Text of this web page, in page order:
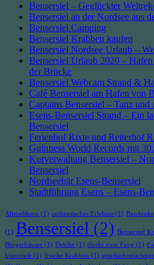
Bensersiel – Geglückter
Bensersiel an der Nordsee aus
Bensersiel Camping
Bensersiel Krabben kaufen
Bensersiel Nordsee Urlaub –
Bensersiel Urlaub 2020 –
der Brücke
Bensersiel Webcam Strand &
Café Bensersiel am Hafen von
Captains Bensersiel – Tanz
Esens-Bensersiel Strand – Ein
Bensersiel
Ferienhof Rixte und Reiterhof
Guinness World Records mit
Kurverwaltung Bensersiel –
Bensersiel
Nordseebär Esens-Bensersiel
Stadtführung Esens – Esens-
Altstadtkern (1) authentisches Erlebnis (1)
(1) Bensersiel (2) Bensersiel
Bürgerhäuser (1) Deiche (1) direkt vom Fang (1)
historisch (1) frische Krabben (1)